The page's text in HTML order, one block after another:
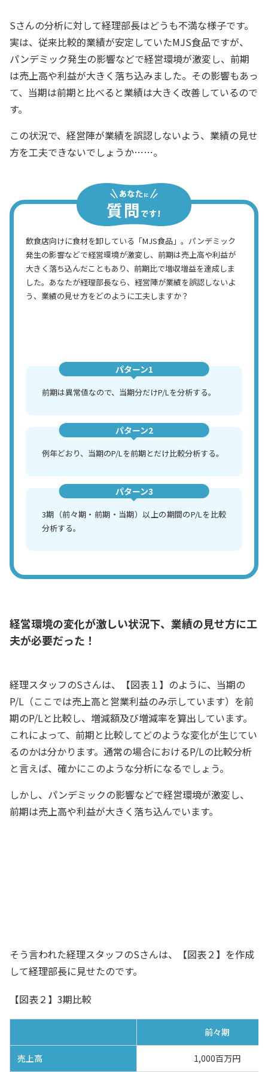
Sさんの分析に対して経理部長はどうも不満な様子です。
実は、従来比較的業績が安定していたMJS食品ですが、
パンデミック発生の影響などで経営環境が激変し、前期
は売上高や利益が大きく落ち込みました。その影響もあっ
て、当期は前期と比べると業績は大きく改善しているので
す。
この状況で、経営陣が業績を誤認しないよう、業績の見せ
方を工夫できないでしょうか……。
飲食店向けに食材を卸している「MJS食品」。パンデミック
発生の影響などで経営環境が激変し、前期は売上高や利益が
大きく落ち込んだこともあり、前期比で増収増益を達成しま
した。あなたが経理部長なら、経営陣が業績を誤認しないよ
う、業績の見せ方をどのように工夫しますか？
パターン1
前期は異常値なので、当期分だけP/Lを分析する。
パターン2
例年どおり、当期のP/Lを前期とだけ比較分析する。
パターン3
3期（前々期・前期・当期）以上の期間のP/Lを比較
分析する。
経営環境の変化が激しい状況下、業績の見せ方に工
夫が必要だった！
経理スタッフのSさんは、【図表１】のように、当期の
P/L（ここでは売上高と営業利益のみ示しています）を前
期のP/Lと比較し、増減額及び増減率を算出しています。
これによって、前期と比較してどのような変化が生じてい
るのかは分かります。通常の場合におけるP/Lの比較分析
と言えば、確かにこのような分析になるでしょう。
しかし、パンデミックの影響などで経営環境が激変し、
前期は売上高や利益が大きく落ち込んでいます。
そう言われた経理スタッフのSさんは、【図表２】を作成
して経理部長に見せたのです。
【図表２】3期比較
前々期
売上高 1,000百万円